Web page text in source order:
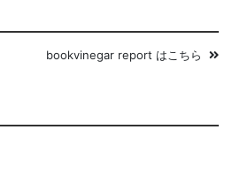
bookvinegar report はこちら